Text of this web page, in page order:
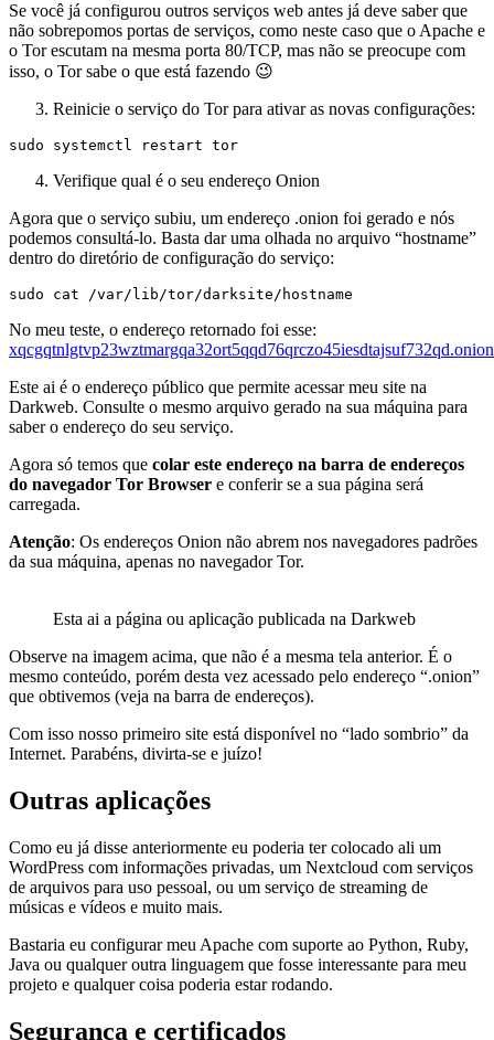
Se você já configurou outros serviços web antes já deve saber que
não sobrepomos portas de serviços, como neste caso que o Apache e
o Tor escutam na mesma porta 80/TCP, mas não se preocupe com
isso, o Tor sabe o que está fazendo 😉
Reinicie o serviço do Tor para ativar as novas configurações:
sudo systemctl restart tor
Verifique qual é o seu endereço Onion
Agora que o serviço subiu, um endereço .onion foi gerado e nós
podemos consultá-lo. Basta dar uma olhada no arquivo “hostname”
dentro do diretório de configuração do serviço:
sudo cat /var/lib/tor/darksite/hostname
No meu teste, o endereço retornado foi esse:
xqcgqtnlgtvp23wztmargqa32ort5qqd76qrczo45iesdtajsuf732qd.onion
Este ai é o endereço público que permite acessar meu site na
Darkweb. Consulte o mesmo arquivo gerado na sua máquina para
saber o endereço do seu serviço.
Agora só temos que colar este endereço na barra de endereços
do navegador Tor Browser e conferir se a sua página será
carregada.
Atenção: Os endereços Onion não abrem nos navegadores padrões
da sua máquina, apenas no navegador Tor.
Esta ai a página ou aplicação publicada na Darkweb
Observe na imagem acima, que não é a mesma tela anterior. É o
mesmo conteúdo, porém desta vez acessado pelo endereço “.onion”
que obtivemos (veja na barra de endereços).
Com isso nosso primeiro site está disponível no “lado sombrio” da
Internet. Parabéns, divirta-se e juízo!
Outras aplicações
Como eu já disse anteriormente eu poderia ter colocado ali um
WordPress com informações privadas, um Nextcloud com serviços
de arquivos para uso pessoal, ou um serviço de streaming de
músicas e vídeos e muito mais.
Bastaria eu configurar meu Apache com suporte ao Python, Ruby,
Java ou qualquer outra linguagem que fosse interessante para meu
projeto e qualquer coisa poderia estar rodando.
Segurança e certificados